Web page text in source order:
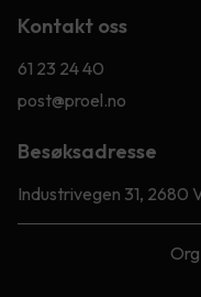
Kontakt oss
61 23 24 40
post@proel.no
Besøksadresse
Industrivegen 31, 2680